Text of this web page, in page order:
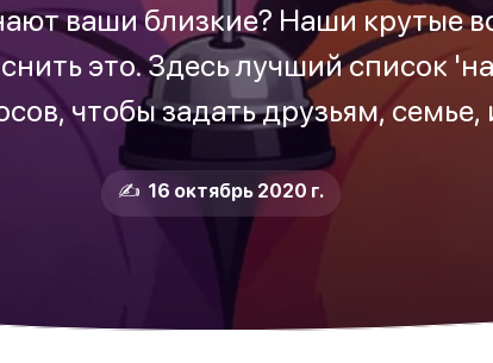
ваши близкие? Наши крутые
это. Здесь лучший список
чтобы задать друзьям,
✍️ 16 октябрь 2020 г.